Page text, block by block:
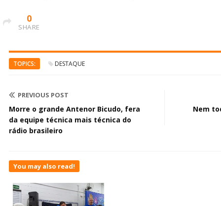
0
SHARE
TOPICS: DESTAQUE
PREVIOUS POST
Morre o grande Antenor Bicudo, fera
da equipe técnica mais técnica do
rádio brasileiro
Nem
You may also read!